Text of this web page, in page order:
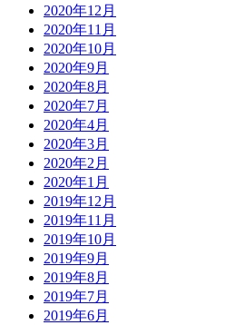
2020年12月
2020年11月
2020年10月
2020年9月
2020年8月
2020年7月
2020年4月
2020年3月
2020年2月
2020年1月
2019年12月
2019年11月
2019年10月
2019年9月
2019年8月
2019年7月
2019年6月